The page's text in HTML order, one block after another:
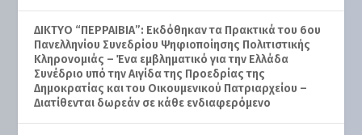
ΔΙΚΤΥΟ “ΠΕΡΡΑΙΒΙΑ”: Εκδόθηκαν τα Πρακτικά του 6ου
Πανελληνίου Συνεδρίου Ψηφιοποίησης Πολιτιστικής
Κληρονομιάς – Ένα εμβληματικό για την Ελλάδα
Συνέδριο υπό την Αιγίδα της Προεδρίας της
Δημοκρατίας και του Οικουμενικού Πατριαρχείου –
Διατίθενται δωρεάν σε κάθε ενδιαφερόμενο